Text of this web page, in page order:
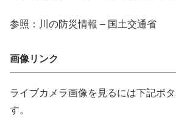
参照：川の防災情報 – 国土交通省
画像リンク
ライブカメラ画像を見るには下記ボ
す。